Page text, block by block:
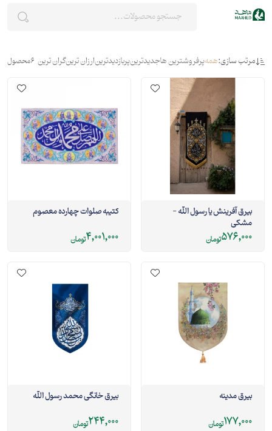
مرتب سازی:همهپرفروشترین هاجدیدترینپربازدیدترینارزان ترینگران ترین 6محصول
بیرق آفرینش یا رسول الله -
مشکی
576,000تومان
کتیبه صلوات چهارده معصوم
4,001,000تومان
بيرق مدینه
177,000تومان
بیرق خانگی محمد رسول الله
244,000تومان